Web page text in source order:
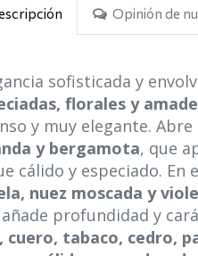
Opinión de
sofisticada y
florales y
y muy elegante. Abre
y bergamota, que
cálido y especiado. En
nuez moscada y
profundidad y
cuero, tabaco, cedro,